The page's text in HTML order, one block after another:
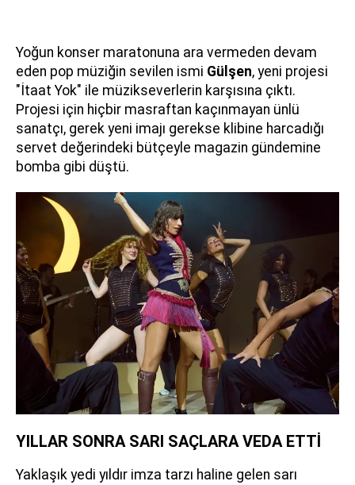
Yoğun konser maratonuna ara vermeden devam
eden pop müziğin sevilen ismi Gülşen, yeni projesi
"İtaat Yok" ile müzikseverlerin karşısına çıktı.
Projesi için hiçbir masraftan kaçınmayan ünlü
sanatçı, gerek yeni imajı gerekse klibine harcadığı
servet değerindeki bütçeyle magazin gündemine
bomba gibi düştü.
YILLAR SONRA SARI SAÇLARA VEDA ETTİ
Yaklaşık yedi yıldır imza tarzı haline gelen sarı